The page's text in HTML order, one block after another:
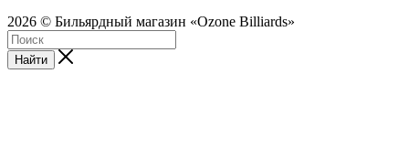
2026 © Бильярдный магазин «Ozone Billiards»
Найти